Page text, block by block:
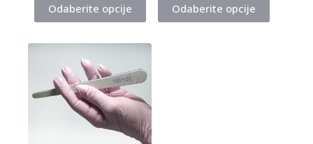
Odaberite opcije
proizvod
ima
Opcije
mogu
biti
izabrane
na
stranici
proizvoda.
Odaberite opcije
proizvod
ima